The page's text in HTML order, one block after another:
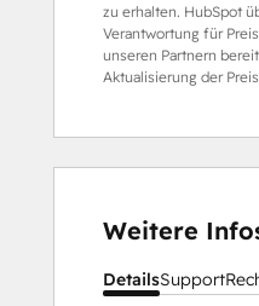
zu erhalten. HubSpot
Verantwortung für
unseren Partnern
Aktualisierung der
Weitere
DetailsSupport